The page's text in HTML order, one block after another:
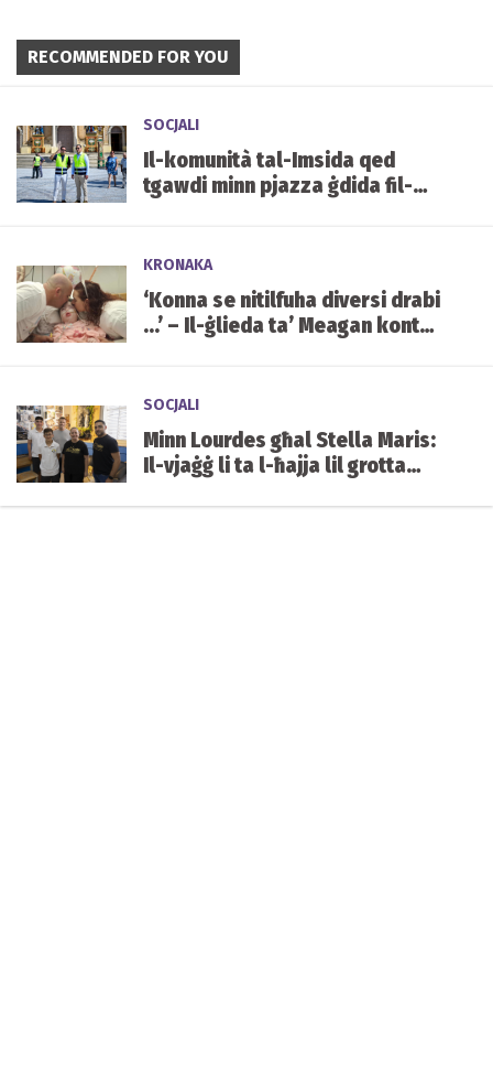
RECOMMENDED FOR YOU
SOCJALI
Il-komunità tal-Imsida qed
tgawdi minn pjazza ġdida fil-
KRONAKA
‘Konna se nitilfuha diversi drabi
...’ – Il-ġlieda ta’ Meagan kontra
SOCJALI
Minn Lourdes għal Stella Maris:
Il-vjaġġ li ta l-ħajja lil grotta